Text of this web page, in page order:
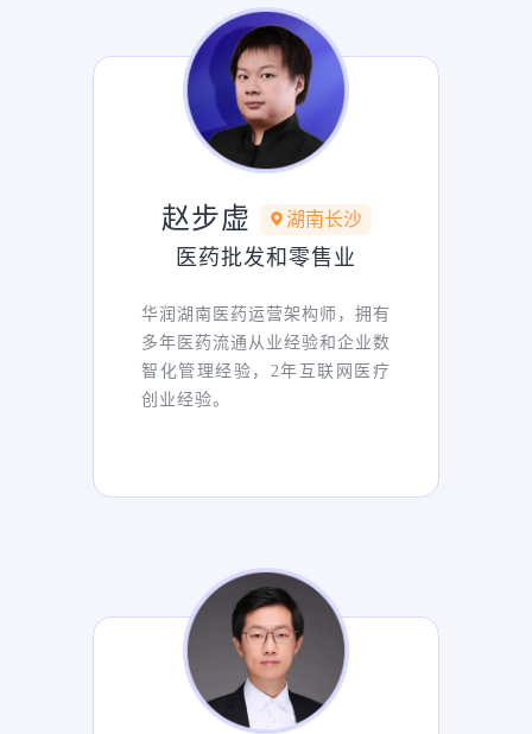
赵步虚 湖南长沙
医药批发和零售业
华润湖南医药运营架构师，拥有
多年医药流通从业经验和企业数
智化管理经验，2年互联网医疗
创业经验。